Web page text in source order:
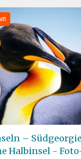
–
Halbinsel -